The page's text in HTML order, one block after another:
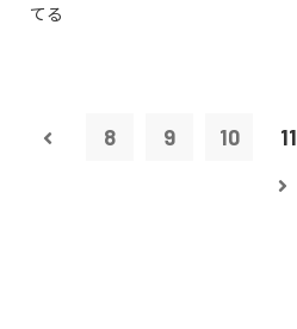
てる
8 9 10 11